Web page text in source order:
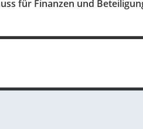
für Finanzen und